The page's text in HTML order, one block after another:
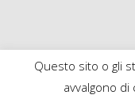
Questo sito o gli
avvalgono di